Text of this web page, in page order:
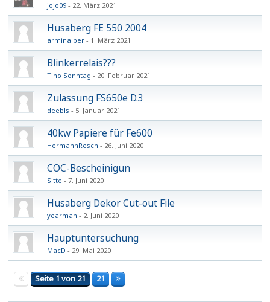
jojo09 22. März 2021
Husaberg FE 550 2004
arminalber 1. März 2021
Blinkerrelais???
Tino Sonntag 20. Februar 2021
Zulassung FS650e D.3
deebls 5. Januar 2021
40kw Papiere für Fe600
HermannResch 26. Juni 2020
COC-Bescheinigun
Sitte 7. Juni 2020
Husaberg Dekor Cut-out File
yearman 2. Juni 2020
Hauptuntersuchung
MacD 29. Mai 2020
Seite 1 von 21 21